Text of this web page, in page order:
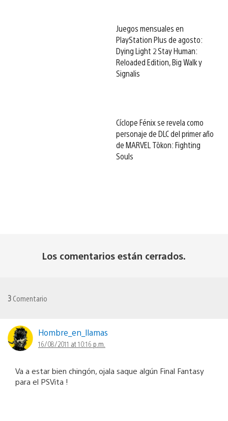
Juegos mensuales en
PlayStation Plus de agosto:
Dying Light 2 Stay Human:
Reloaded Edition, Big Walk y
Signalis
Cíclope Fénix se revela como
personaje de DLC del primer año
de MARVEL Tōkon: Fighting
Souls
Los comentarios están cerrados.
3 Comentario
Hombre_en_llamas
16/08/2011 at 10:16 p.m.
Va a estar bien chingón, ojala saque algún Final Fantasy
para el PSVita !